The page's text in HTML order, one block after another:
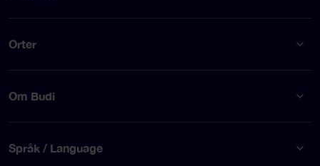
Orter
Om Budi
Språk / Language